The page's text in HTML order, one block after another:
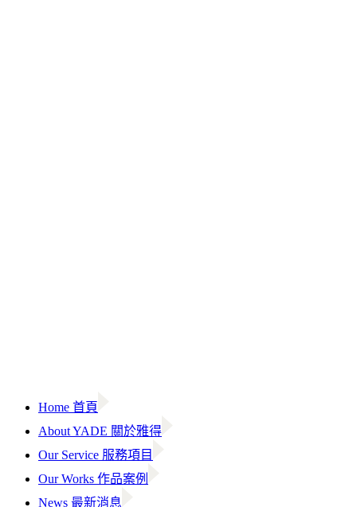
Home 首頁
About YADE 關於雅得
Our Service 服務項目
Our Works 作品案例
News 最新消息